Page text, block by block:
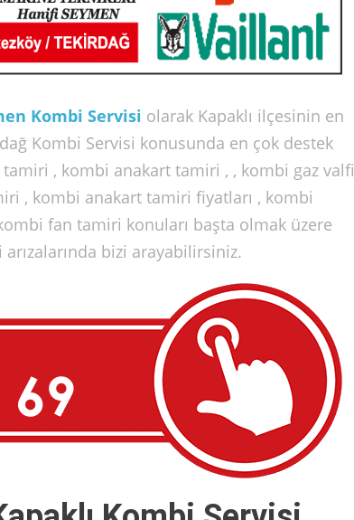
Kombi Servisi olarak Kapaklı ilçesinin en
Kombi Servisi konusunda en çok destek
, kombi anakart tamiri , , kombi gaz valfi
, kombi anakart tamiri fiyatları , kombi
fan tamiri konuları başta olmak üzere
bizi arayabilirsiniz.